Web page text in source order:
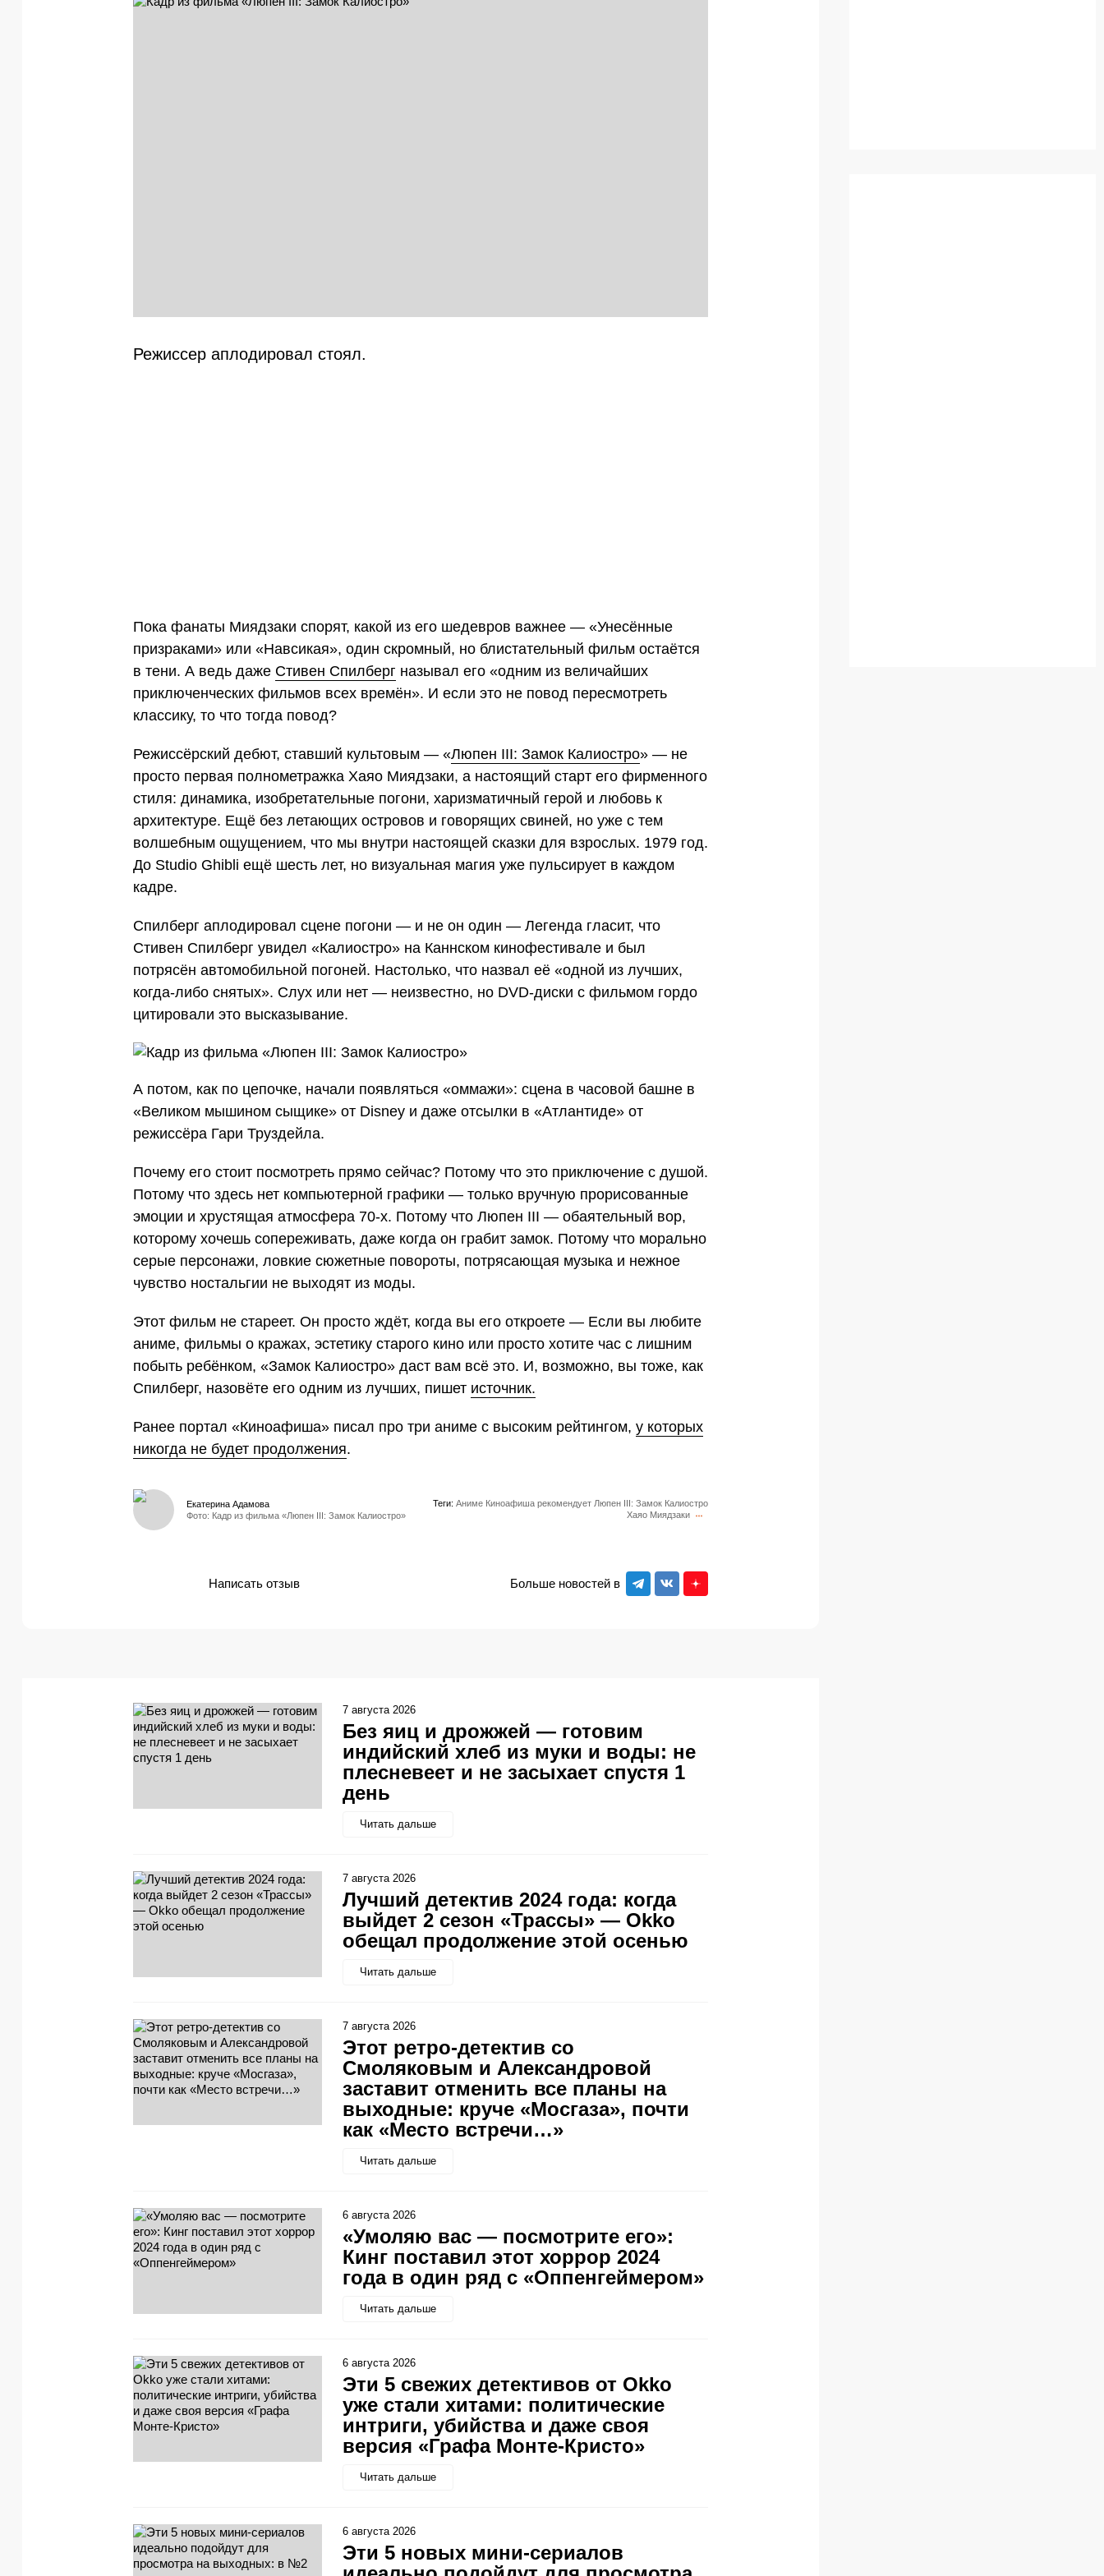
Режиссер аплодировал стоял.
Пока фанаты Миядзаки спорят, какой из его шедевров важнее — «Унесённые
призраками» или «Навсикая», один скромный, но блистательный фильм остаётся
в тени. А ведь даже Стивен Спилберг называл его «одним из величайших
приключенческих фильмов всех времён». И если это не повод пересмотреть
классику, то что тогда повод?
Режиссёрский дебют, ставший культовым — «Люпен III: Замок Калиостро» — не
просто первая полнометражка Хаяо Миядзаки, а настоящий старт его фирменного
стиля: динамика, изобретательные погони, харизматичный герой и любовь к
архитектуре. Ещё без летающих островов и говорящих свиней, но уже с тем
волшебным ощущением, что мы внутри настоящей сказки для взрослых. 1979 год.
До Studio Ghibli ещё шесть лет, но визуальная магия уже пульсирует в каждом
кадре.
Спилберг аплодировал сцене погони — и не он один — Легенда гласит, что
Стивен Спилберг увидел «Калиостро» на Каннском кинофестивале и был
потрясён автомобильной погоней. Настолько, что назвал её «одной из лучших,
когда-либо снятых». Слух или нет — неизвестно, но DVD-диски с фильмом гордо
цитировали это высказывание.
А потом, как по цепочке, начали появляться «оммажи»: сцена в часовой башне в
«Великом мышином сыщике» от Disney и даже отсылки в «Атлантиде» от
режиссёра Гари Труздейла.
Почему его стоит посмотреть прямо сейчас? Потому что это приключение с душой.
Потому что здесь нет компьютерной графики — только вручную прорисованные
эмоции и хрустящая атмосфера 70-х. Потому что Люпен III — обаятельный вор,
которому хочешь сопереживать, даже когда он грабит замок. Потому что морально
серые персонажи, ловкие сюжетные повороты, потрясающая музыка и нежное
чувство ностальгии не выходят из моды.
Этот фильм не стареет. Он просто ждёт, когда вы его откроете — Если вы любите
аниме, фильмы о кражах, эстетику старого кино или просто хотите час с лишним
побыть ребёнком, «Замок Калиостро» даст вам всё это. И, возможно, вы тоже, как
Спилберг, назовёте его одним из лучших, пишет источник.
Ранее портал «Киноафиша» писал про три аниме с высоким рейтингом, у которых
никогда не будет продолжения.
Фото: Кадр из фильма «Люпен III: Замок Калиостро»
Екатерина Адамова Теги: Аниме Киноафиша рекомендует Люпен III: Замок Калиостро
Хаяо Миядзаки
Больше новостей в
Написать отзыв
Без яиц и дрожжей — готовим
индийский хлеб из муки и воды: не
плесневеет и не засыхает спустя 1
день
Читать дальше
7 августа 2026
Лучший детектив 2024 года: когда
выйдет 2 сезон «Трассы» — Okko
обещал продолжение этой осенью
Читать дальше
7 августа 2026
Этот ретро-детектив со
Смоляковым и Александровой
заставит отменить все планы на
выходные: круче «Мосгаза», почти
как «Место встречи…»
Читать дальше
7 августа 2026
«Умоляю вас — посмотрите его»:
Кинг поставил этот хоррор 2024
года в один ряд с «Оппенгеймером»
Читать дальше
6 августа 2026
Эти 5 свежих детективов от Okko
уже стали хитами: политические
интриги, убийства и даже своя
версия «Графа Монте-Кристо»
Читать дальше
6 августа 2026
Эти 5 новых мини-сериалов
6 августа 2026